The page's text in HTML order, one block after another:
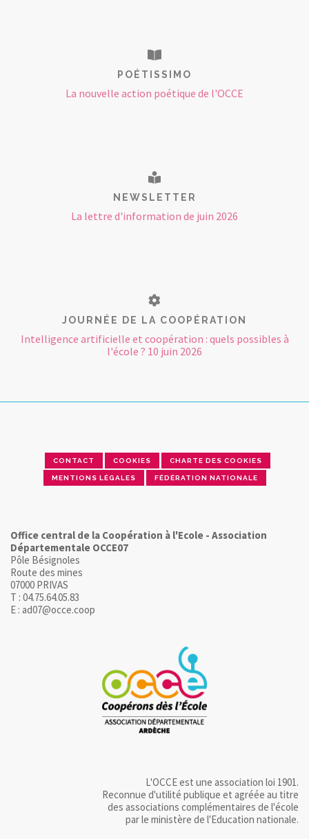
POÉTISSIMO
La nouvelle action poétique de l'OCCE
NEWSLETTER
La lettre d'information de juin 2026
JOURNÉE DE LA COOPÉRATION
Intelligence artificielle et coopération : quels possibles à
l'école ? 10 juin 2026
CONTACT COOKIES CHARTE DES COOKIES
MENTIONS LÉGALES FÉDÉRATION NATIONALE
Office central de la Coopération à l'Ecole - Association
Départementale OCCE07
Pôle Bésignoles
Route des mines
07000 PRIVAS
T : 04.75.64.05.83
E : ad07@occe.coop
L'OCCE est une association loi 1901.
Reconnue d'utilité publique et agréée au titre
des associations complémentaires de l'école
par le ministère de l'Education nationale.